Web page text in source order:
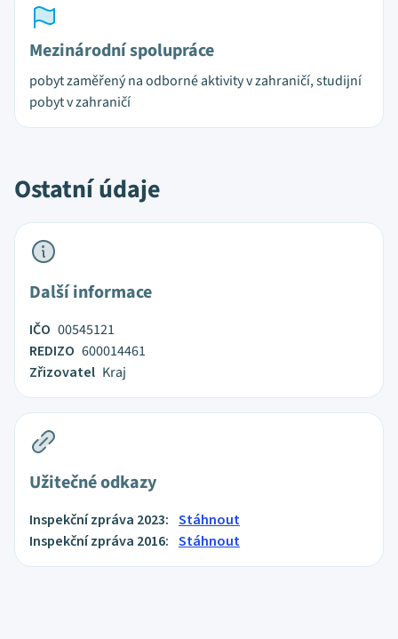
Mezinárodní spolupráce
pobyt zaměřený na odborné aktivity v zahraničí, studijní
pobyt v zahraničí
Ostatní údaje
Další informace
IČO 00545121
REDIZO 600014461
Zřizovatel Kraj
Užitečné odkazy
Inspekční zpráva 2023: Stáhnout
Inspekční zpráva 2016: Stáhnout